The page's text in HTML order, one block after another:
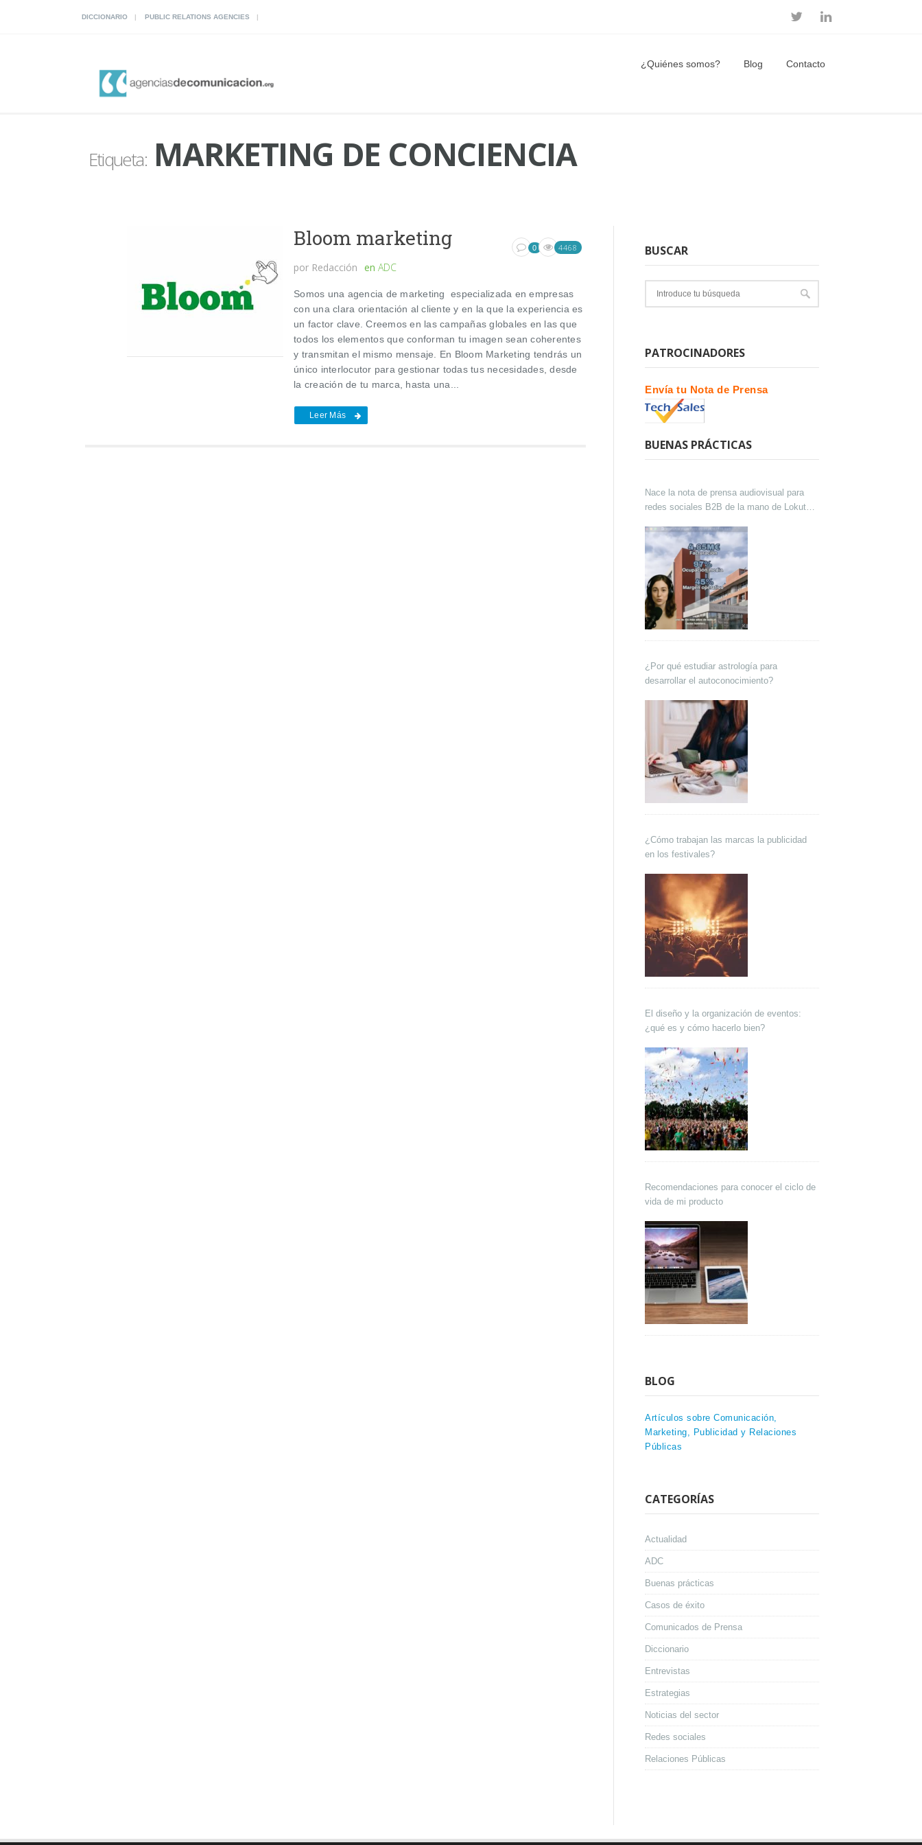
DICCIONARIO PUBLIC RELATIONS AGENCIES
¿Quiénes somos? Blog Contacto
Etiqueta:MARKETING DE CONCIENCIA
Bloom marketing
por Redacción en ADC
0 4468
Somos una agencia de marketing especializada en empresas
con una clara orientación al cliente y en la que la experiencia es
un factor clave. Creemos en las campañas globales en las que
todos los elementos que conforman tu imagen sean coherentes
y transmitan el mismo mensaje. En Bloom Marketing tendrás un
único interlocutor para gestionar todas tus necesidades, desde
la creación de tu marca, hasta una...
Leer Más
BUSCAR
PATROCINADORES
Envía tu Nota de Prensa
BUENAS PRÁCTICAS
Nace la nota de prensa audiovisual para
redes sociales B2B de la mano de Lokutor
¿Por qué estudiar astrología para
desarrollar el autoconocimiento?
¿Cómo trabajan las marcas la publicidad
en los festivales?
El diseño y la organización de eventos:
¿qué es y cómo hacerlo bien?
Recomendaciones para conocer el ciclo de
vida de mi producto
BLOG
Artículos sobre Comunicación,
Marketing, Publicidad y Relaciones
Públicas
CATEGORÍAS
Actualidad
ADC
Buenas prácticas
Casos de éxito
Comunicados de Prensa
Diccionario
Entrevistas
Estrategias
Noticias del sector
Redes sociales
Relaciones Públicas